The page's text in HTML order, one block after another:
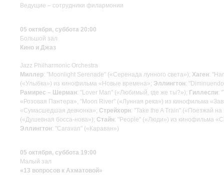
Ведущие – сотрудники филармонии
05 октября, суббота 20:00
Большой зал
Кино и Джаз
Jazz Philharmonic Orchestra
Миллер: "Moonlight Serenade" («Серенада лунного света»); Хаген:
(«Улыбка») из кинофильма «Новые времена»; Эллингтон:
Рамирес – Шерман: "Lover Man" («Любимый, где же ты?»); Гиллеспи:
«Розовая Пантера», "Moon River" («Лунная река») из кинофильма
«Сумасшедшая девчонка»; Стрейхорн: "Take the A Train" («Поезжай на
(«Душевная босса-нова»); Стайн: "People" («Люди») из кинофильма
Эллингтон: "Caravan" («Караван»)
05 октября, суббота 19:00
Малый зал
«13 вопросов к Ахматовой»